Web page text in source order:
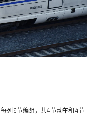
列8节编组，共4节动车和4节